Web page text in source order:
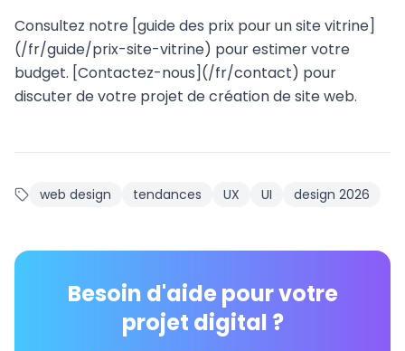
Consultez notre [guide des prix pour un site vitrine]
(/fr/guide/prix-site-vitrine) pour estimer votre
budget. [Contactez-nous](/fr/contact) pour
discuter de votre projet de création de site web.
web design tendances UX UI design 2026
Besoin d'aide pour votre
projet digital ?